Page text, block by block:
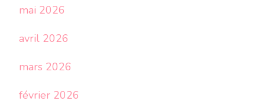
mai 2026
avril 2026
mars 2026
février 2026